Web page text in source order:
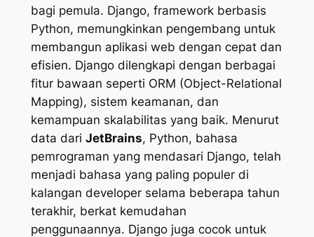
bagi pemula. Django, framework berbasis
Python, memungkinkan pengembang untuk
membangun aplikasi web dengan cepat dan
efisien. Django dilengkapi dengan berbagai
fitur bawaan seperti ORM (Object-Relational
Mapping), sistem keamanan, dan
kemampuan skalabilitas yang baik. Menurut
data dari JetBrains, Python, bahasa
pemrograman yang mendasari Django, telah
menjadi bahasa yang paling populer di
kalangan developer selama beberapa tahun
terakhir, berkat kemudahan
penggunaannya. Django juga cocok untuk